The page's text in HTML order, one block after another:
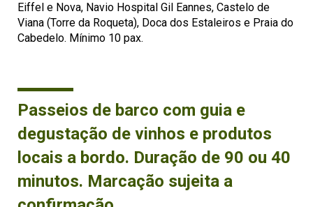
Eiffel e Nova, Navio Hospital Gil Eannes, Castelo de
Viana (Torre da Roqueta), Doca dos Estaleiros e Praia do
Cabedelo. Mínimo 10 pax.
Passeios de barco com guia e
degustação de vinhos e produtos
locais a bordo. Duração de 90 ou 40
minutos. Marcação sujeita a